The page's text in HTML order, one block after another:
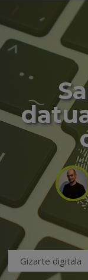
Gizarte digitala